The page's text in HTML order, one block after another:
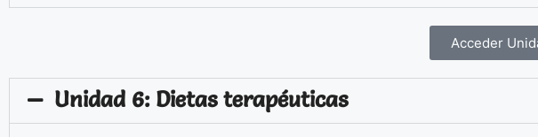
Acceder
Unidad 6: Dietas terapéuticas